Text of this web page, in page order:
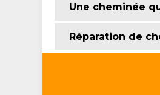
Une cheminée
Réparation de